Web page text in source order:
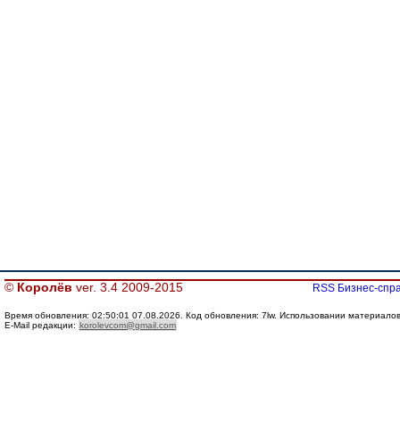
© Королёв ver. 3.4 2009-2015 RSS Бизнес-
Время обновления: 02:50:01 07.08.2026. Код обновления: 7lw. Использовании
E-Mail редакции: korolevcom@gmail.com